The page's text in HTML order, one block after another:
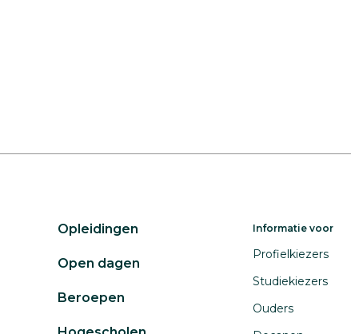
Opleidingen
Open dagen
Beroepen
Informatie voor
Profielkiezers
Studiekiezers
Ouders